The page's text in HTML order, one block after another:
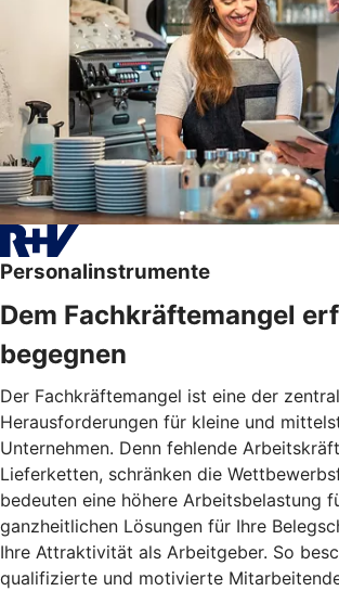
Personalinstrumente
Dem Fachkräftemangel
begegnen
Der Fachkräftemangel ist eine der
Herausforderungen für kleine und
Unternehmen. Denn fehlende
Lieferketten, schränken die
bedeuten eine höhere Arbeitsbelastung
ganzheitlichen Lösungen für Ihre
Ihre Attraktivität als Arbeitgeber. So
qualifizierte und motivierte